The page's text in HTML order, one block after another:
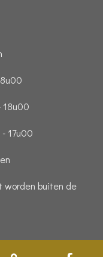
worden buiten de